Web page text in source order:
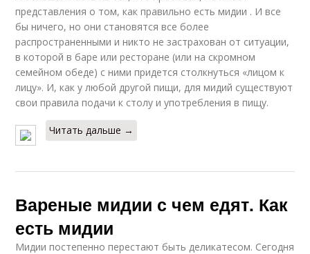
представления о том, как правильно есть мидии . И все
бы ничего, но они становятся все более
распространенными и никто не застрахован от ситуации,
в которой в баре или ресторане (или на скромном
семейном обеде) с ними придется столкнуться «лицом к
лицу». И, как у любой другой пищи, для мидий существуют
свои правила подачи к столу и употребления в пищу.
Читать дальше →
Вареные мидии с чем едят. Как
есть мидии
Мидии постепенно перестают быть деликатесом. Сегодня